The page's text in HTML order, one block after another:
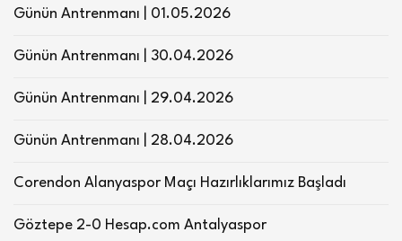
Günün Antrenmanı | 01.05.2026
Günün Antrenmanı | 30.04.2026
Günün Antrenmanı | 29.04.2026
Günün Antrenmanı | 28.04.2026
Corendon Alanyaspor Maçı Hazırlıklarımız Başladı
Göztepe 2-0 Hesap.com Antalyaspor